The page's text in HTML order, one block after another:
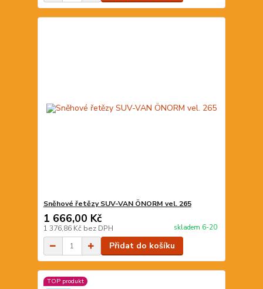
Sněhové řetězy SUV-VAN ÖNORM vel. 265
1 666,00 Kč
1 376,86 Kč bez DPH skladem 6-20
Přidat do košíku
TOP produkt